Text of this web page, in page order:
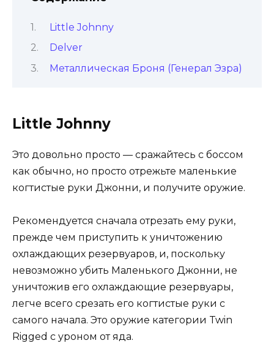
Little Johnny
Delver
Металлическая Броня (Генерал Эзра)
Little Johnny
Это довольно просто — сражайтесь с боссом
как обычно, но просто отрежьте маленькие
когтистые руки Джонни, и получите оружие.
Рекомендуется сначала отрезать ему руки,
прежде чем приступить к уничтожению
охлаждающих резервуаров, и, поскольку
невозможно убить Маленького Джонни, не
уничтожив его охлаждающие резервуары,
легче всего срезать его когтистые руки с
самого начала. Это оружие категории Twin
Rigged с уроном от яда.